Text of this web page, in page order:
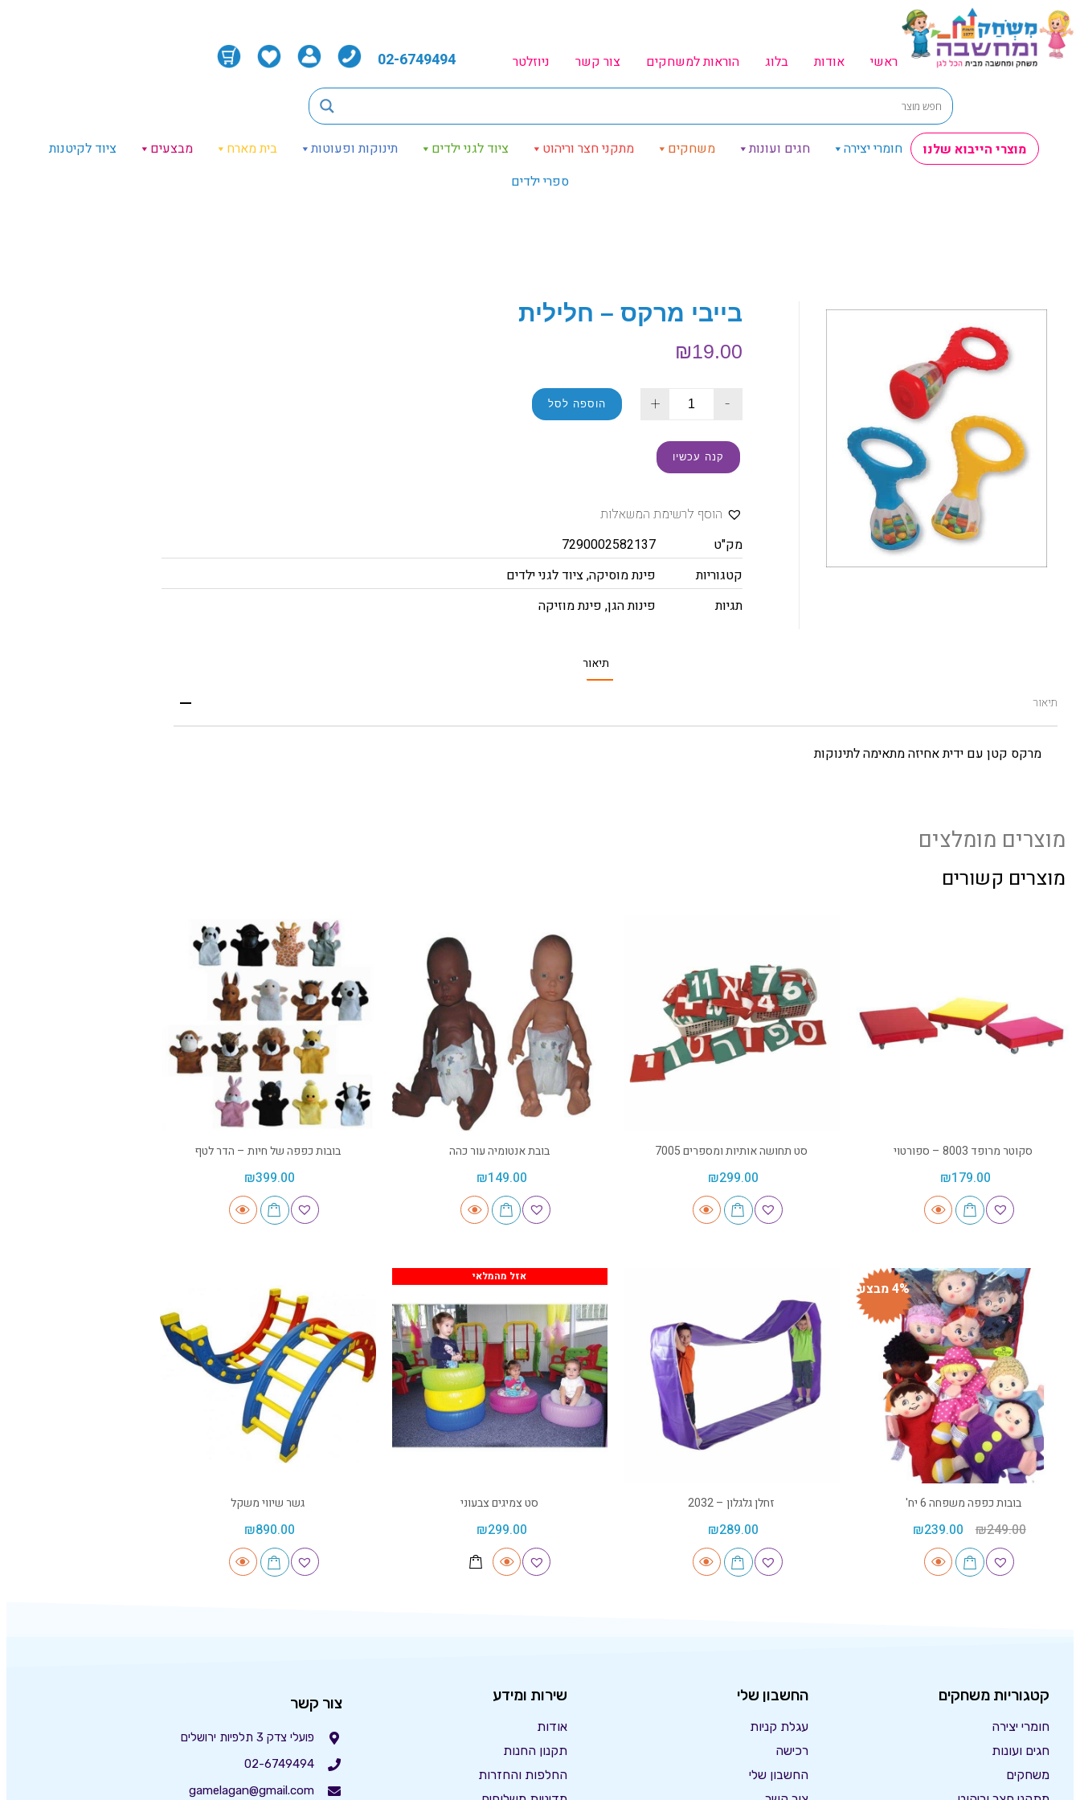
ראשי אודות בלוג הוראות למשחקים צור קשר ניוזלטר 02-6749494
מוצרי הייבוא שלנו חומרי יצירה חגים ועונות משחקים מתקני חצר וריהוט ציוד לגני ילדים תינוקות ופעוטות בית מארח מבצעים
ציוד לקיטנות
ספרי ילדים
בייבי מרקס – חלילית
₪19.00
-
+ הוספה לסל
קנה עכשיו
הוסף לרשימת המשאלות
מק"ט
7290002582137
קטגוריות
פינת מוסיקה,ציוד לגני ילדים
תגיות
פינות הגן, פינת מוזיקה
תיאור
תיאור
מרקס קטן עם ידית אחיזה מתאימה לתינוקות
מוצרים מומלצים
מוצרים קשורים
סקוטר מרופד 8003 – ספורטוי
₪179.00
סט תחושה אותיות ומספרים 7005
₪299.00
בובת אנטומיה עור כהה
₪149.00
בובות כפפה של חיות – הדר לטף
₪399.00
4% מבצע
בובות כפפה משפחה 6 יח'
₪249.00
₪239.00
זחלן גלגלון – 2032
₪289.00
אזל מהמלאי
סט צמיגים צבעוני
₪299.00
גשר שיווי משקל
₪890.00
קטגוריות משחקים
חומרי יצירה
חגים ועונות
משחקים
החשבון שלי
עגלת קניות
רכישה
החשבון שלי
שירות ומידע
אודות
תקנון החנות
החלפות והחזרות
צור קשר
פועלי צדק 3 תלפיות ירושלים
02-6749494
gamelagan@gmail.com